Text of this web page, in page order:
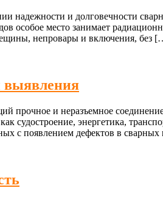
надежности и долговечности
особое место занимает
непровары и включения, без
выявления
и неразъемное
судостроение, энергетика,
с появлением дефектов в